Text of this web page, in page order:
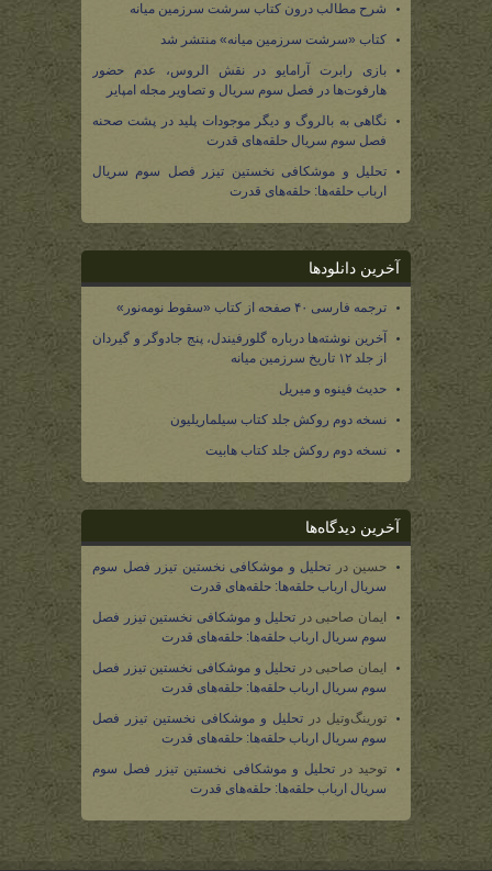
شرح مطالب درون کتاب سرشت سرزمین میانه
کتاب «سرشت سرزمین میانه» منتشر شد
بازی رابرت آرامایو در نقش الروس، عدم حضور
هارفوت‌ها در فصل سوم سریال و تصاویر مجله امپایر
نگاهی به بالروگ و دیگر موجودات پلید در پشت صحنه
فصل سوم سریال حلقه‌های قدرت
تحلیل و موشکافی نخستین تیزر فصل سوم سریال
ارباب حلقه‌ها: حلقه‌های قدرت
آخرین دانلودها
ترجمه فارسی ۴۰ صفحه از کتاب «سقوط نومه‌نور»
آخرین نوشته‌ها درباره گلورفیندل، پنج جادوگر و گیردان
از جلد ۱۲ تاریخ سرزمین میانه
حدیث فینوه و میریل
نسخه دوم روکش جلد کتاب سیلماریلیون
نسخه دوم روکش جلد کتاب هابیت
آخرین دیدگاه‌ها
حسین در تحلیل و موشکافی نخستین تیزر فصل سوم
سریال ارباب حلقه‌ها: حلقه‌های قدرت
ایمان صاحبی در تحلیل و موشکافی نخستین تیزر فصل
سوم سریال ارباب حلقه‌ها: حلقه‌های قدرت
ایمان صاحبی در تحلیل و موشکافی نخستین تیزر فصل
سوم سریال ارباب حلقه‌ها: حلقه‌های قدرت
تورینگ‌وتیل در تحلیل و موشکافی نخستین تیزر فصل
سوم سریال ارباب حلقه‌ها: حلقه‌های قدرت
توحید درتحلیل و موشکافی نخستین تیزر فصل سوم
سریال ارباب حلقه‌ها: حلقه‌های قدرت